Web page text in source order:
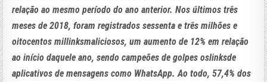
relação ao mesmo período do ano anterior. Nos últimos três
meses de 2018, foram registrados sessenta e três milhões e
oitocentos millinksmaliciosos, um aumento de 12% em relação
ao início daquele ano, sendo campeões de golpes oslinksde
aplicativos de mensagens como WhatsApp. Ao todo, 57,4% dos